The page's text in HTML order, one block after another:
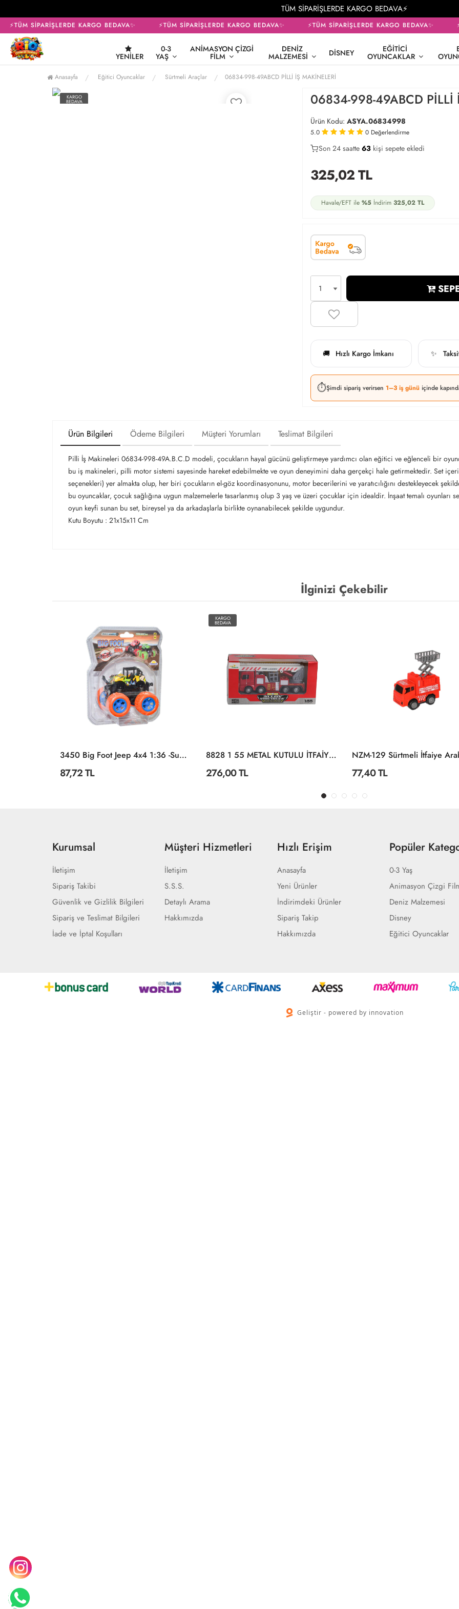
TÜM SİPARİŞLERDE KARGO BEDAVA⚡
⚡TÜM SİPARİŞLERDE KARGO BEDAVA✨ ⚡TÜM SİPARİŞLERDE KARGO BEDAVA✨ ⚡TÜM SİPARİŞLERDE KARGO BEDAVA✨
YENILER
0-3
YAŞ
ANIMASYON ÇIZGI
FILM
DENIZ
MALZEMESI DISNEY EĞITICI
OYUNCAKLAR
Anasayfa Eğitici Oyuncaklar Sürtmeli Araçlar 06834-998-49ABCD PİLLİ İŞ MAKİNELERİ
KARGO
BEDAVA 06834-998-49ABCD PİLLİ
Ürün Kodu: ASYA.06834998
5.0 0 Değerlendirme
29
Son 24 saatte 63kişi sepete ekledi
14
325,02TL
Havale/EFT ile %5İndirim 325,02TL
🚚 Hızlı Kargo İmkanı ✨
⏱️Şimdi sipariş verirsen 1–3 iş günü içinde
Ürün Bilgileri Ödeme Bilgileri Müşteri Yorumları Teslimat Bilgileri
Pilli İş Makineleri 06834-998-49A.B.C.D modeli, çocukların hayal gücünü geliştirmeye yardımcı olan eğitici ve eğlenceli bir
bu iş makineleri, pilli motor sistemi sayesinde hareket edebilmekte ve oyun deneyimini daha gerçekçi hale getirmektedir. Set
seçenekleri) yer almakta olup, her biri çocukların el-göz koordinasyonunu, motor becerilerini ve yaratıcılığını destekleyecek
bu oyuncaklar, çocuk sağlığına uygun malzemelerle tasarlanmış olup 3 yaş ve üzeri çocuklar için idealdir. İnşaat temalı
oyun keyfi sunan bu set, bireysel ya da arkadaşlarla birlikte oynanabilecek şekilde uygundur.
Kutu Boyutu : 21x15x11 Cm
İlginizi Çekebilir
3450 Big Foot Jeep 4x4 1:36 -Sunman
87,72 TL
KARGO
BEDAVA
8828 1 55 METAL KUTULU İTFAİYE ARACI
276,00 TL 77,40 TL
Kurumsal
İletişim
Sipariş Takibi
Güvenlik ve Gizlilik Bilgileri
Sipariş ve Teslimat Bilgileri
İade ve İptal Koşulları
Müşteri Hizmetleri
İletişim
S.S.S.
Detaylı Arama
Hakkımızda
Hızlı Erişim
Anasayfa
Yeni Ürünler
İndirimdeki Ürünler
Sipariş Takip
Hakkımızda
Popüler
0-3 Yaş
Animasyon Çizgi
Deniz Malzemesi
Disney
Eğitici Oyuncaklar
Geliştir - powered by innovation